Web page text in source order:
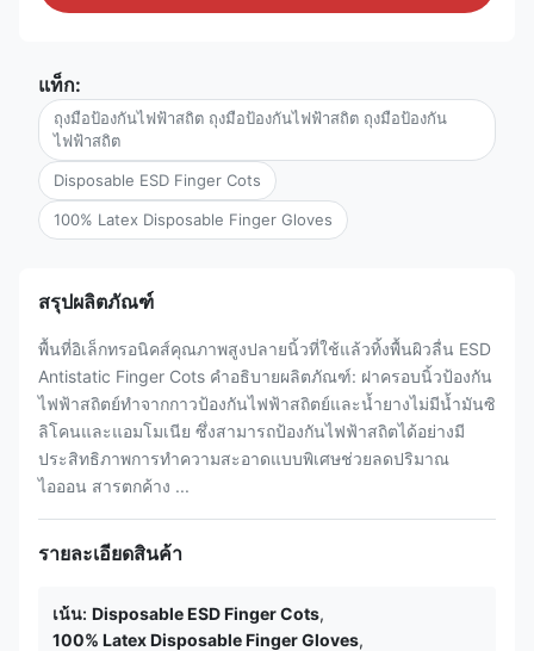
แท็ก:
ถุงมือป้องกันไฟฟ้าสถิต ถุงมือป้องกันไฟฟ้าสถิต ถุงมือป้องกัน
ไฟฟ้าสถิต
Disposable ESD Finger Cots
100% Latex Disposable Finger Gloves
สรุปผลิตภัณฑ์
พื้นที่อิเล็กทรอนิคส์คุณภาพสูงปลายนิ้วที่ใช้แล้วทิ้งพื้นผิวลื่น ESD
Antistatic Finger Cots คำอธิบายผลิตภัณฑ์: ฝาครอบนิ้วป้องกัน
ไฟฟ้าสถิตย์ทำจากกาวป้องกันไฟฟ้าสถิตย์และน้ำยางไม่มีน้ำมันซิ
ลิโคนและแอมโมเนีย ซึ่งสามารถป้องกันไฟฟ้าสถิตได้อย่างมี
ประสิทธิภาพการทำความสะอาดแบบพิเศษช่วยลดปริมาณ
ไอออน สารตกค้าง ...
รายละเอียดสินค้า
เน้น: Disposable ESD Finger Cots,
100% Latex Disposable Finger Gloves,